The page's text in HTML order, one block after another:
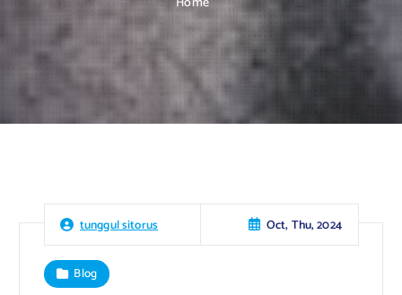
tunggul sitorus Oct, Thu, 2024
Blog